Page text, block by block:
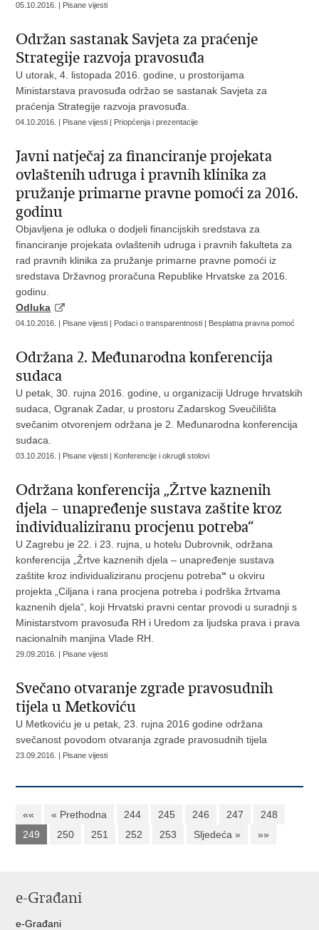
05.10.2016. | Pisane vijesti
Održan sastanak Savjeta za praćenje
Strategije razvoja pravosuđa
U utorak, 4. listopada 2016. godine, u prostorijama
Ministarstava pravosuđa održao se sastanak Savjeta za
praćenja Strategije razvoja pravosuđa.
04.10.2016. | Pisane vijesti | Priopćenja i prezentacije
Javni natječaj za financiranje projekata
ovlaštenih udruga i pravnih klinika za
pružanje primarne pravne pomoći za 2016.
godinu
Objavljena je odluka o dodjeli financijskih sredstava za
financiranje projekata ovlaštenih udruga i pravnih fakulteta za
rad pravnih klinika za pružanje primarne pravne pomoći iz
sredstava Državnog proračuna Republike Hrvatske za 2016.
godinu.
Odluka
04.10.2016. | Pisane vijesti | Podaci o transparentnosti | Besplatna pravna pomoć
Održana 2. Međunarodna konferencija
sudaca
U petak, 30. rujna 2016. godine, u organizaciji Udruge hrvatskih
sudaca, Ogranak Zadar, u prostoru Zadarskog Sveučilišta
svečanim otvorenjem održana je 2. Međunarodna konferencija
sudaca.
03.10.2016. | Pisane vijesti | Konferencije i okrugli stolovi
Održana konferencija „Žrtve kaznenih
djela – unapređenje sustava zaštite kroz
individualiziranu procjenu potreba“
U Zagrebu je 22. i 23. rujna, u hotelu Dubrovnik, održana
konferencija „Žrtve kaznenih djela – unapređenje sustava
zaštite kroz individualiziranu procjenu potreba“ u okviru
projekta „Ciljana i rana procjena potreba i podrška žrtvama
kaznenih djela“, koji Hrvatski pravni centar provodi u suradnji s
Ministarstvom pravosuđa RH i Uredom za ljudska prava i prava
nacionalnih manjina Vlade RH.
29.09.2016. | Pisane vijesti
Svečano otvaranje zgrade pravosudnih
tijela u Metkoviću
U Metkoviću je u petak, 23. rujna 2016 godine održana
svečanost povodom otvaranja zgrade pravosudnih tijela
23.09.2016. | Pisane vijesti
«« « Prethodna 244 245 246 247
248
249
250 251 252 253 Sljedeća » »»
e-Građani
e-Građani